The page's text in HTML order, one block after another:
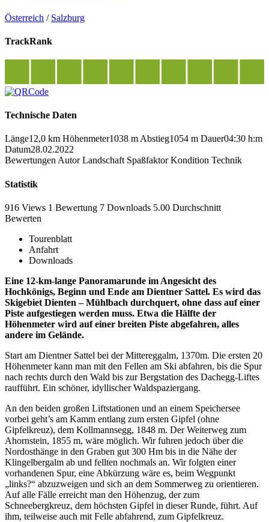
Österreich / Salzburg
TrackRank
Technische Daten
Länge12,0 km Höhenmeter1038 m Abstieg1054 m Dauer04:30 h:m
Datum28.02.2022
Bewertungen Autor Landschaft Spaßfaktor Kondition Technik
Statistik
916 Views 1 Bewertung 7 Downloads 5.00 Durchschnitt
Bewerten
Tourenblatt
Anfahrt
Downloads
Eine 12-km-lange Panoramarunde im Angesicht des
Hochkönigs, Beginn und Ende am Dientner Sattel. Es wird das
Skigebiet Dienten – Mühlbach durchquert, ohne dass auf einer
Piste aufgestiegen werden muss. Etwa die Hälfte der
Höhenmeter wird auf einer breiten Piste abgefahren, alles
andere im Gelände.
Start am Dientner Sattel bei der Mittereggalm, 1370m. Die ersten 20
Höhenmeter kann man mit den Fellen am Ski abfahren, bis die Spur
nach rechts durch den Wald bis zur Bergstation des Dachegg-Liftes
raufführt. Ein schöner, idyllischer Waldspaziergang.
An den beiden großen Liftstationen und an einem Speichersee
vorbei geht’s am Kamm entlang zum ersten Gipfel (ohne
Gipfelkreuz), dem Kollmannsegg, 1848 m. Der Weiterweg zum
Ahornstein, 1855 m, wäre möglich. Wir fuhren jedoch über die
Nordosthänge in den Graben gut 300 Hm bis in die Nähe der
Klingelbergalm ab und fellten nochmals an. Wir folgten einer
vorhandenen Spur, eine Abkürzung wäre es, beim Wegpunkt
„links?“ abzuzweigen und sich an dem Sommerweg zu orientieren.
Auf alle Fälle erreicht man den Höhenzug, der zum
Schneebergkreuz, dem höchsten Gipfel in dieser Runde, führt. Auf
ihm, teilweise auch mit Felle abfahrend, zum Gipfelkreuz.